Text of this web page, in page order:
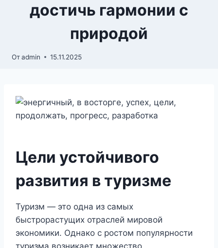
достичь гармонии с
природой
Отadmin 15.11.2025
Цели устойчивого
развития в туризме
Туризм — это одна из самых
быстрорастущих отраслей мировой
экономики. Однако с ростом популярности